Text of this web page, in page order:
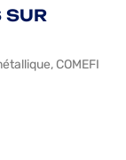
SUR
COMEFI